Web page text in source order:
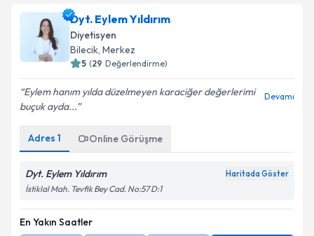
Dyt. Eylem Yıldırım
Diyetisyen
Bilecik, Merkez
5 (29 Değerlendirme)
Eylem hanım yılda düzelmeyen karaciğer değerlerimi
buçuk ayda...
Devamı
Adres 1 Online Görüşme
Dyt. Eylem Yıldırım Haritada Göster
İstiklal Mah. Tevfik Bey Cad. No:57 D:1
En Yakın Saatler